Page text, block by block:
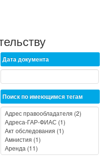
Дата документа
Поиск по имеющимся тегам